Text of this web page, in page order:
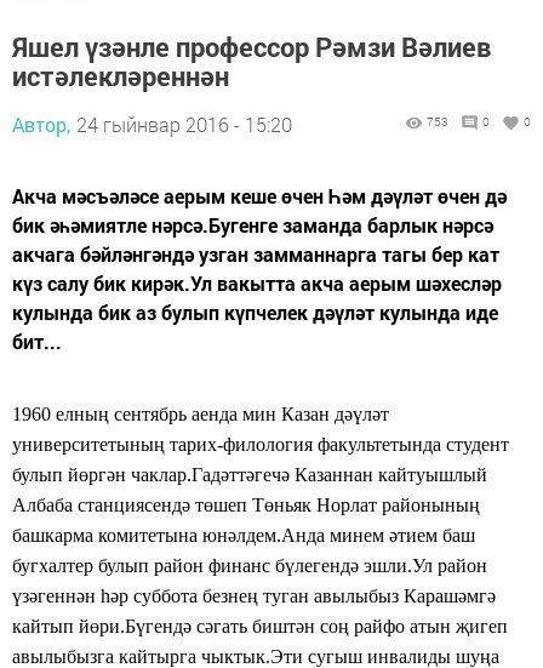
Яшел үзәнле профессор Рәмзи Вәлиев
истәлекләреннән
Автор, 24 гыйнвар 2016 - 15:20 753 0 0
Акча мәсъәләсе аерым кеше өчен Һәм дәүләт өчен дә
бик әһәмиятле нәрсә.Бугенге заманда барлык нәрсә
акчага бәйләнгәндә узган замманнарга тагы бер кат
күз салу бик кирәк.Ул вакытта акча аерым шәхесләр
кулында бик аз булып күпчелек дәүләт кулында иде
бит...
1960 елның сентябрь аенда мин Казан дәүләт
университетының тарих-филология факультетында студент
булып йөргән чаклар.Гадәттәгечә Казаннан кайтуышлый
Албаба станциясендә төшеп Төньяк Норлат районының
башкарма комитетына юнәлдем.Анда минем әтием баш
бугхалтер булып район финанс бүлегендә эшли.Ул район
үзәгеннән һәр суббота безнең туган авылыбыз Карашәмгә
кайтып йөри.Бүгендә сәгать биштән соң райфо атын җигеп
авылыбызга кайтырга чыктык.Эти сугыш инвалиды шуңа